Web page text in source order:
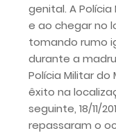
genital. A
e ao chegar no
tomando rumo
durante a
Polícia Militar do
êxito na
seguinte, 18/11/
repassaram o